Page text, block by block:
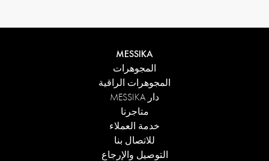
MESSIKA
المجوهرات
المجوهرات الراقية
دار MESSIKA
متاجرنا
خدمة العملاء
للاتصال بنا
التوصيل والإرجاع